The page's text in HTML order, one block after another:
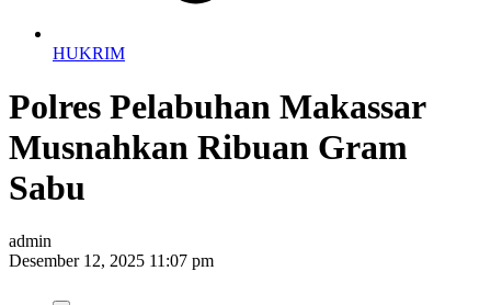
HUKRIM
Polres Pelabuhan Makassar
Musnahkan Ribuan Gram
Sabu
admin
Desember 12, 2025 11:07 pm